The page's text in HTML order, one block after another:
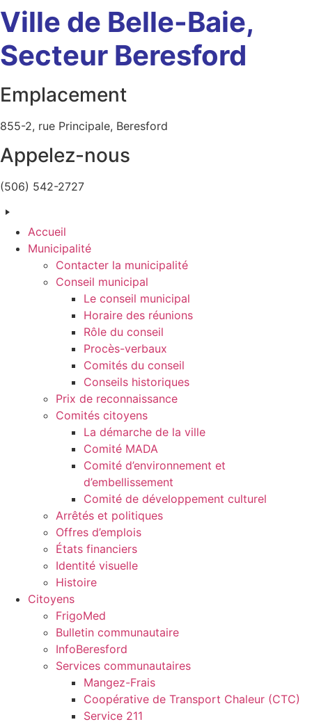
Aller
au
contenu
Ville de Belle-Baie,
Secteur Beresford
Emplacement
855-2, rue Principale, Beresford
Appelez-nous
(506) 542-2727
Accueil
Municipalité
Contacter la municipalité
Conseil municipal
Le conseil municipal
Horaire des réunions
Rôle du conseil
Procès-verbaux
Comités du conseil
Conseils historiques
Prix de reconnaissance
Comités citoyens
La démarche de la ville
Comité MADA
Comité d’environnement et
d’embellissement
Comité de développement culturel
Arrêtés et politiques
Offres d’emplois
États financiers
Identité visuelle
Histoire
Citoyens
FrigoMed
Bulletin communautaire
InfoBeresford
Services communautaires
Mangez-Frais
Coopérative de Transport Chaleur (CTC)
Service 211